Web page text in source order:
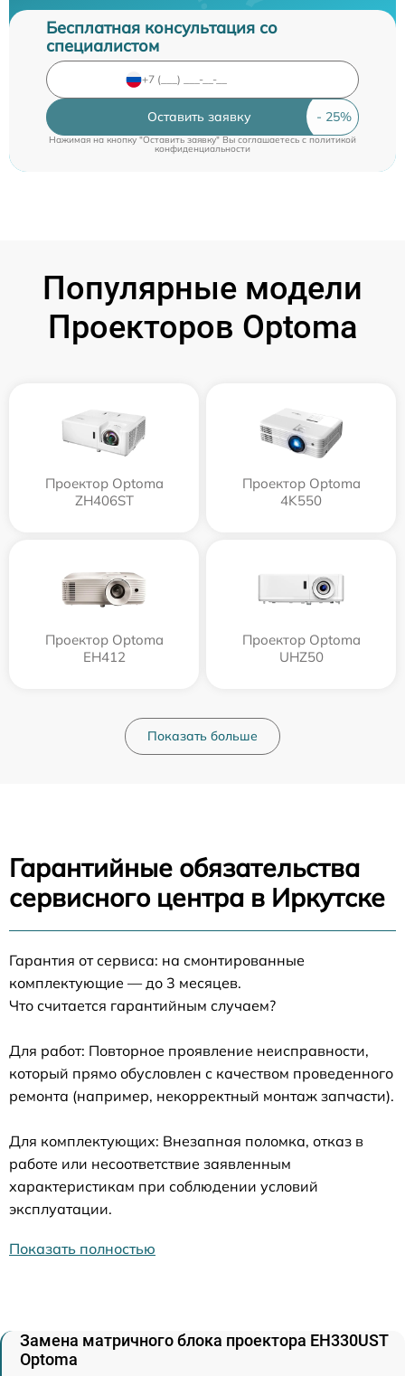
Бесплатная консультация со
специалистом
Оставить заявку
Нажимая на кнопку "Оставить заявку" Вы соглашаетесь cполитикой
конфиденциальности
Популярные модели
Проекторов Optoma
Проектор Optoma
ZH406ST
Проектор Optoma
4K550
Проектор Optoma
EH412
Проектор Optoma
UHZ50
Показать больше
Гарантийные обязательства
сервисного центра в Иркутске
Гарантия от сервиса: на смонтированные
комплектующие — до 3 месяцев.
Что считается гарантийным случаем?
Для работ: Повторное проявление неисправности,
который прямо обусловлен с качеством проведенного
ремонта (например, некорректный монтаж запчасти).
Для комплектующих: Внезапная поломка, отказ в
работе или несоответствие заявленным
характеристикам при соблюдении условий
эксплуатации.
Показать полностью
Замена матричного блока проектора EH330UST
Optoma